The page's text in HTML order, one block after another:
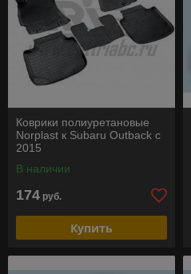
Коврики полиуретановые
Norplast к Subaru Outback с
2015
В наличии
174 руб.
Купить